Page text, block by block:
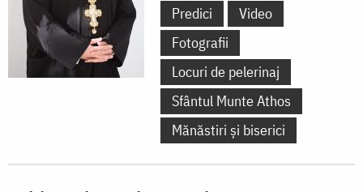
Predici
Video
Fotografii
Locuri de pelerinaj
Sfântul Munte Athos
Mănăstiri și biserici